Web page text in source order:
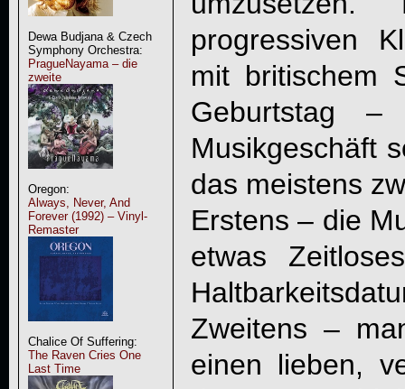
Dewa Budjana & Czech
Symphony Orchestra:
PragueNayama – die
zweite
Oregon:
Always, Never, And
Forever (1992) – Vinyl-
Remaster
Chalice Of Suffering:
The Raven Cries One
Last Time
progressiven
mit britischem
Geburtstag
Musikgeschäft
das meistens
Erstens – die
etwas
Zweitens –
einen lieben,